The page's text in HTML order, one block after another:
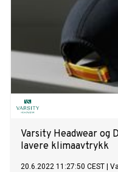
Varsity Headwear og
lavere klimaavtrykk
20.6.2022 11:27:50 CEST